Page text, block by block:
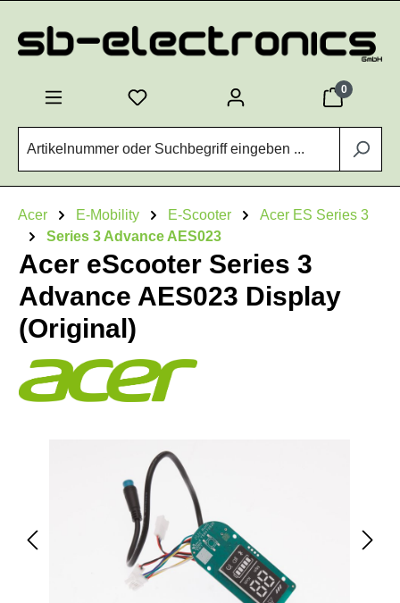
0
Acer E-Mobility E-Scooter
Acer ES Series 3
Series 3 Advance AES023
Acer eScooter Series 3
Advance AES023 Display
(Original)
Bildergalerie überspringen